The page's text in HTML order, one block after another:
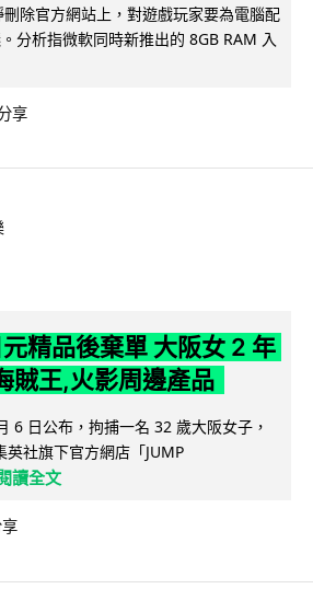
除官方網站上，對遊戲玩家要為電腦配
分析指微軟同時新推出的 8GB RAM 入
享
精品後棄單 大阪女 2 年
賊王,火影周邊產品
6 日公布，拘捕一名 32 歲大阪女子，
社旗下官方網店「JUMP
閱讀全文